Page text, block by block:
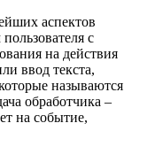
аспектов
с
на действия
ввод текста,
называются
обработчика –
на событие,